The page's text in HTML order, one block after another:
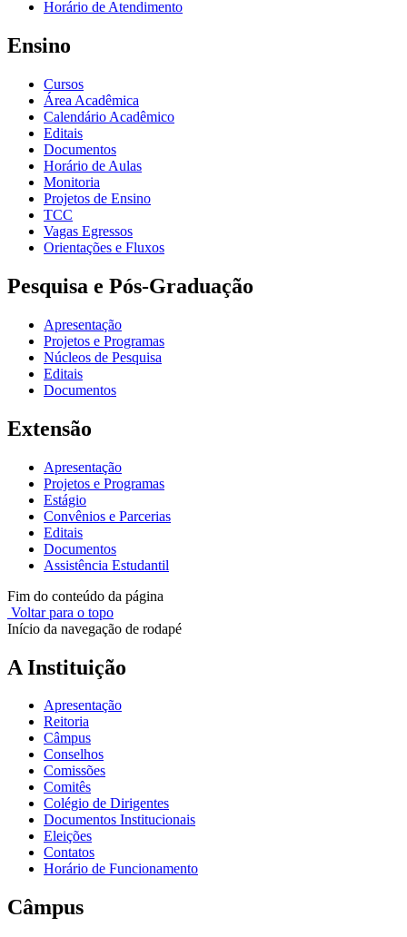
Horário de Atendimento
Ensino
Cursos
Área Acadêmica
Calendário Acadêmico
Editais
Documentos
Horário de Aulas
Monitoria
Projetos de Ensino
TCC
Vagas Egressos
Orientações e Fluxos
Pesquisa e Pós-Graduação
Apresentação
Projetos e Programas
Núcleos de Pesquisa
Editais
Documentos
Extensão
Apresentação
Projetos e Programas
Estágio
Convênios e Parcerias
Editais
Documentos
Assistência Estudantil
Fim do conteúdo da página
Voltar para o topo
Início da navegação de rodapé
A Instituição
Apresentação
Reitoria
Câmpus
Conselhos
Comissões
Comitês
Colégio de Dirigentes
Documentos Institucionais
Eleições
Contatos
Horário de Funcionamento
Câmpus